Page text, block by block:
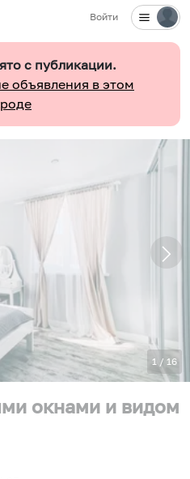
Войти
с публикации.
объявления в этом
1 / 16
окнами и видом